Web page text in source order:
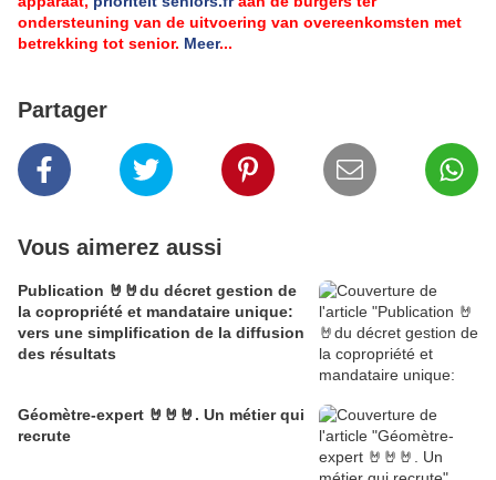
ondersteuning van de uitvoering van overeenkomsten met
betrekking tot senior. Meer...
Partager
Vous aimerez aussi
Publication 🤘🤘du décret gestion de
la copropriété et mandataire unique:
vers une simplification de la diffusion
des résultats
Géomètre-expert 🤘🤘🤘. Un métier qui
recrute